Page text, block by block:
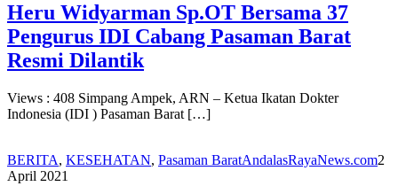
Heru Widyarman Sp.OT Bersama 37
Pengurus IDI Cabang Pasaman Barat
Resmi Dilantik
Views : 408 Simpang Ampek, ARN – Ketua Ikatan Dokter
Indonesia (IDI ) Pasaman Barat […]
BERITA, KESEHATAN, Pasaman BaratAndalasRayaNews.com2
April 2021